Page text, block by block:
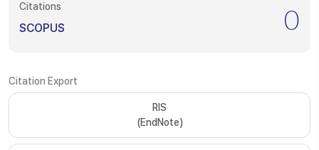
Citations
SCOPUS 0
Citation Export
RIS
(EndNote)